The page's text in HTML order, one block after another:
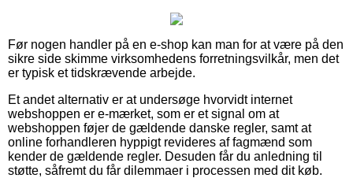
Før nogen handler på en e-shop kan man for at være på den
sikre side skimme virksomhedens forretningsvilkår, men det
er typisk et tidskrævende arbejde.
Et andet alternativ er at undersøge hvorvidt internet
webshoppen er e-mærket, som er et signal om at
webshoppen føjer de gældende danske regler, samt at
online forhandleren hyppigt revideres af fagmænd som
kender de gældende regler. Desuden får du anledning til
støtte, såfremt du får dilemmaer i processen med dit køb.